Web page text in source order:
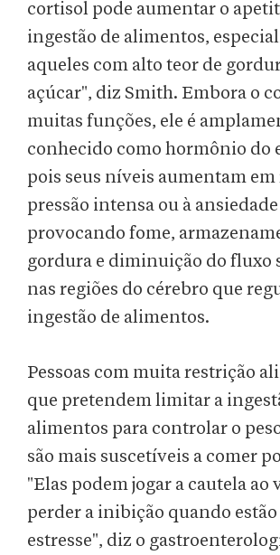
cortisol pode aumentar o
ingestão de alimentos,
aqueles com alto teor de
açúcar", diz Smith. Embora o
muitas funções, ele é
conhecido como hormônio do
pois seus níveis aumentam em
pressão intensa ou à
provocando fome,
gordura e diminuição do fluxo
nas regiões do cérebro que
ingestão de alimentos.
Pessoas com muita restrição
que pretendem limitar a
alimentos para controlar o
são mais suscetíveis a comer
"Elas podem jogar a cautela ao
perder a inibição quando estão
estresse", diz o